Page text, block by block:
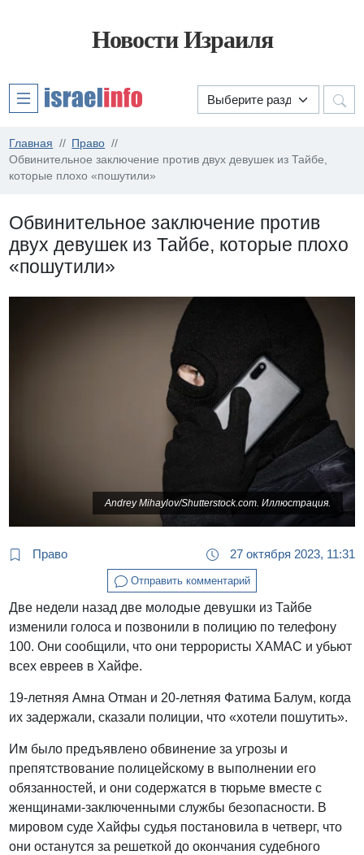
Новости Израиля
Главная
Право
Обвинительное заключение против двух девушек из Тайбе,
которые плохо «пошутили»
Обвинительное заключение против
двух девушек из Тайбе, которые плохо
«пошутили»
Andrey Mihaylov/Shutterstock.com. Иллюстрация.
Право 27 октября 2023, 11:31
Отправить комментарий
Две недели назад две молодые девушки из Тайбе
изменили голоса и позвонили в полицию по телефону
100. Они сообщили, что они террористы ХАМАС и убьют
всех евреев в Хайфе.
19-летняя Амна Отман и 20-летняя Фатима Балум, когда
их задержали, сказали полиции, что «хотели пошутить».
Им было предъявлено обвинение за угрозы и
препятствование полицейскому в выполнении его
обязанностей, и они содержатся в тюрьме вместе с
женщинами-заключенными службы безопасности. В
мировом суде Хайфы судья постановила в четверг, что
они останутся за решеткой до окончания судебного